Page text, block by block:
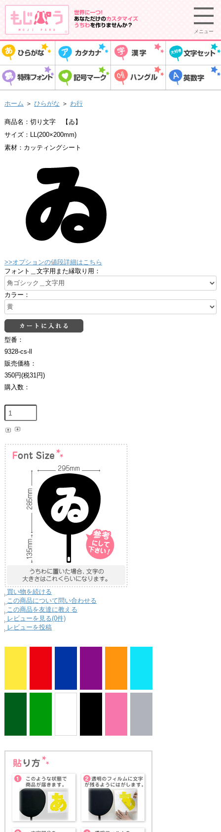
メニュー
ホーム ＞ ひらがな ＞ わ行
商品名：切り文字 【ゐ】
サイズ：LL(200×200mm)
素材：カッティングシート
>>オプションの値段詳細はこちら
フォント＿文字用また縁取り用：
カラー：
型番：
9328-cs-ll
販売価格：
350円(税31円)
購入数：
買い物を続ける
この商品について問い合わせる
この商品を友達に教える
レビューを見る(0件)
レビューを投稿